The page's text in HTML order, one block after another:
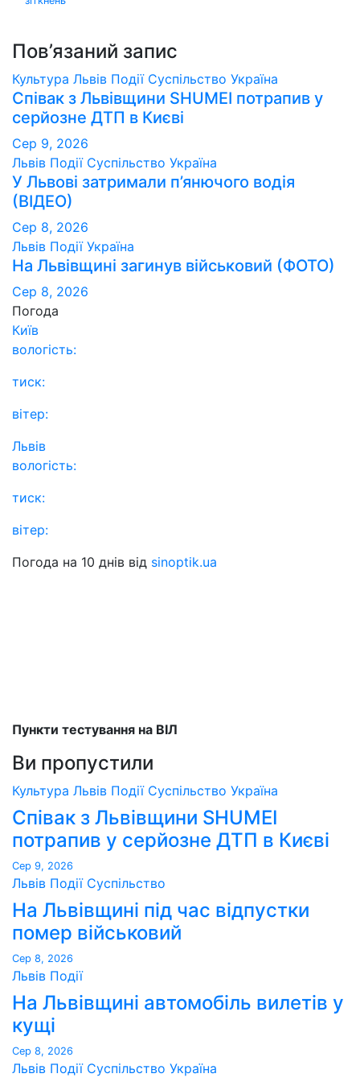
Пов’язаний запис
Культура Львів Події Суспільство Україна
Співак з Львівщини SHUMEI потрапив у
серйозне ДТП в Києві
Сер 9, 2026
Львів Події Суспільство Україна
У Львові затримали п’янючого водія
(ВІДЕО)
Сер 8, 2026
Львів Події Україна
На Львівщині загинув військовий (ФОТО)
Сер 8, 2026
Погода
Київ
вологість:
тиск:
вітер:
Львів
вологість:
тиск:
вітер:
Погода на 10 днів від sinoptik.ua
Пункти тестування на ВІЛ
Ви пропустили
Культура Львів Події Суспільство Україна
Співак з Львівщини SHUMEI
потрапив у серйозне ДТП в Києві
Сер 9, 2026
Львів Події Суспільство
На Львівщині під час відпустки
помер військовий
Сер 8, 2026
Львів Події
На Львівщині автомобіль вилетів у
кущі
Сер 8, 2026
Львів Події Суспільство Україна